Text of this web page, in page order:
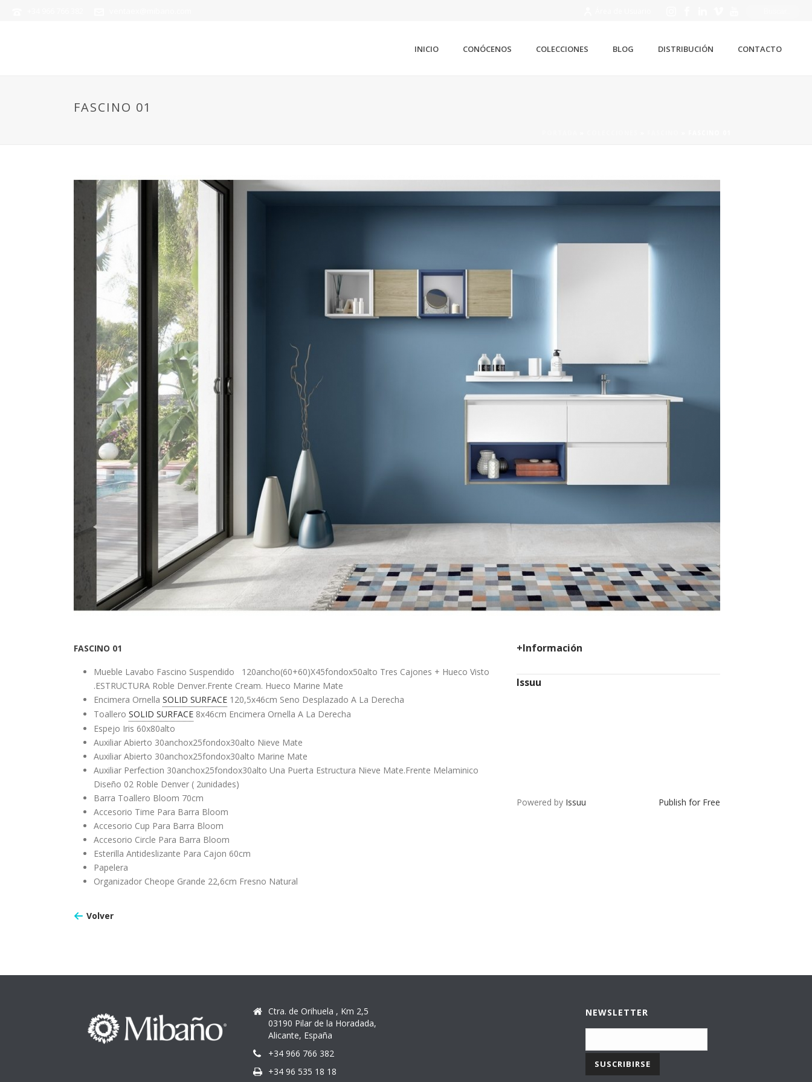
INICIO CONÓCENOS COLECCIONES BLOG DISTRIBUCIÓN CONTACTO
FASCINO 01
FASCINO 01
Mueble Lavabo Fascino Suspendido 120ancho(60+60)X45fondox50alto Tres Cajones + Hueco Visto
.ESTRUCTURA Roble Denver.Frente Cream. Hueco Marine Mate
Encimera Ornella SOLID SURFACE120,5x46cm Seno Desplazado A La Derecha
Toallero SOLID SURFACE8x46cm Encimera Ornella A La Derecha
Espejo Iris 60x80alto
Auxiliar Abierto 30anchox25fondox30alto Nieve Mate
Auxiliar Abierto 30anchox25fondox30alto Marine Mate
Auxiliar Perfection 30anchox25fondox30alto Una Puerta Estructura Nieve Mate.Frente Melaminico
Diseño 02 Roble Denver ( 2unidades)
Barra Toallero Bloom 70cm
Accesorio Time Para Barra Bloom
Accesorio Cup Para Barra Bloom
Accesorio Circle Para Barra Bloom
Esterilla Antideslizante Para Cajon 60cm
Papelera
Organizador Cheope Grande 22,6cm Fresno Natural
Volver
+Información
Issuu
Powered by Issuu Publish for Free
Ctra. de Orihuela , Km 2,5
03190 Pilar de la Horadada,
Alicante, España
+34 966 766 382
+34 96 535 18 18
NEWSLETTER